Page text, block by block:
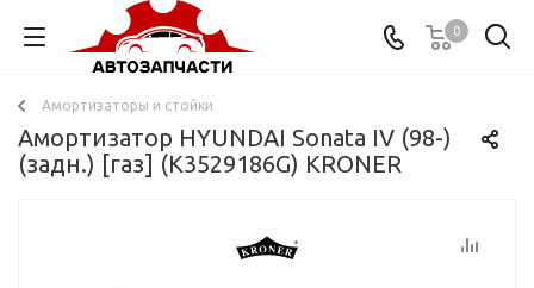
0
Амортизаторы и стойки
Амортизатор HYUNDAI Sonata IV (98-)
(задн.) [газ] (K3529186G) KRONER